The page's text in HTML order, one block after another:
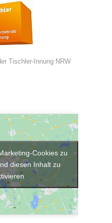
Tischler-Innung NRW
Cookies zu
diesen Inhalt zu